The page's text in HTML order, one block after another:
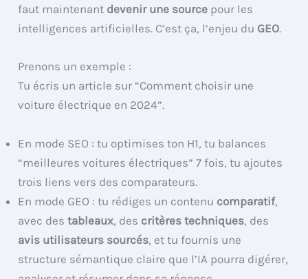
faut maintenant devenir une source pour les
intelligences artificielles. C’est ça, l’enjeu du GEO.
Prenons un exemple :
Tu écris un article sur “Comment choisir une
voiture électrique en 2024”.
En mode SEO : tu optimises ton H1, tu balances
“meilleures voitures électriques” 7 fois, tu ajoutes
trois liens vers des comparateurs.
En mode GEO : tu rédiges un contenu comparatif,
avec destableaux, des critères techniques, des
avis utilisateurs sourcés, et tu fournis une
structure sémantique claire que l’IA pourra digérer,